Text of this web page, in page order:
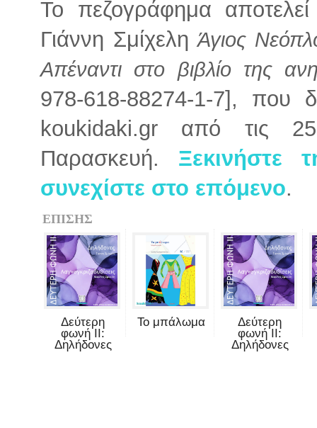
Το πεζογράφημα
Γιάννη ΣμίχεληΆγιος
Απέναντι στο βιβλίο της
978-618-88274-1-7], που
koukidaki.gr από τις
Παρασκευή.
συνεχίστε στο επόμενο.
ΕΠΙΣΗΣ
Δεύτερη
φωνή II:
Δηλήδονες
Το μπάλωμα
Δεύτερη
φωνή II:
Δηλήδονες